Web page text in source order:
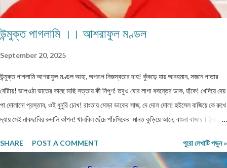
উন্মুক্ত পাগলামি ।। আশরাফুল মণ্ডল
September 20, 2025
উন্মুক্ত পাগলামি আশরাফুল মণ্ডল আহা, অপরূপ নিজস্বতার দাহ! কুঁকড়ে যায় আবহমান, সজনে পাতার
বোঁটায়! ভাপওঠা ভাতের কাছে মাছি সত্তায় কী নিপুণ! তবুও ঘোর লাগা বসন্তের ডাক, হাঁকে! খেদিয়ে দেয়
পা দোলানো প্রস্তাব, ওই ধুনুরি চোখ! রাংতায় মোড়া ডাকের সাজ, দে দোল দোল! হুইসেল বাজিয়ে কে রুখে
দ্যায় সেই নাকছাবির রুদালি কাঁপন! খালবিল ছেঁচে পাঁচসিকের মানত কুড়িয়ে আনে, বাংলা বাজার। ঠ্যাং
টালমাটাল! ঢিল মারা প্রশ্নের রোয়াকে বক্রচোখে যেন মেধাবী কবিতা! মুছে দিও তবে লাজুক গুপ্ত রোগ,
দিনরাত্রি! ভালো থেকো তোমরা বাছাধন, রং মাস সে আর কতদিন... ================
SHARE POST A COMMENT পুরো লেখাটি পড়ুন »